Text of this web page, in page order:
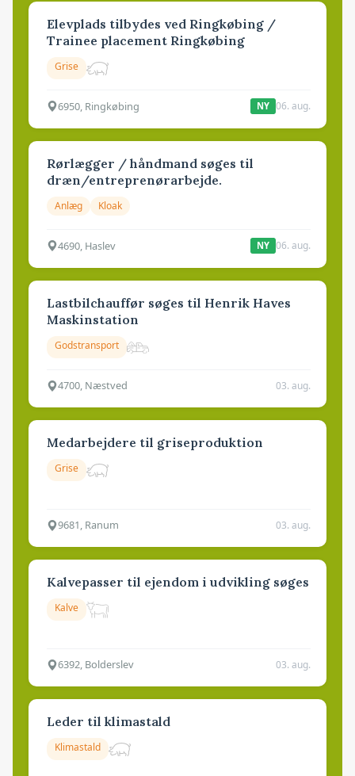
Elevplads tilbydes ved Ringkøbing /
Trainee placement Ringkøbing
Grise
6950, Ringkøbing NY 06. aug.
Rørlægger / håndmand søges til
dræn/entreprenørarbejde.
Anlæg Kloak
4690, Haslev NY 06. aug.
Lastbilchauffør søges til Henrik Haves
Maskinstation
Godstransport
4700, Næstved 03. aug.
Medarbejdere til griseproduktion
Grise
9681, Ranum 03. aug.
Kalvepasser til ejendom i udvikling søges
Kalve
6392, Bolderslev 03. aug.
Leder til klimastald
Klimastald